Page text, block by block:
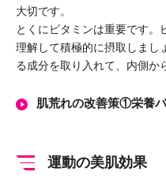
大切です。
とくにビタミンは重要です。
理解して積極的に摂取しまし
る成分を取り入れて、内側か
肌荒れの改善策①栄養
運動の美肌効果